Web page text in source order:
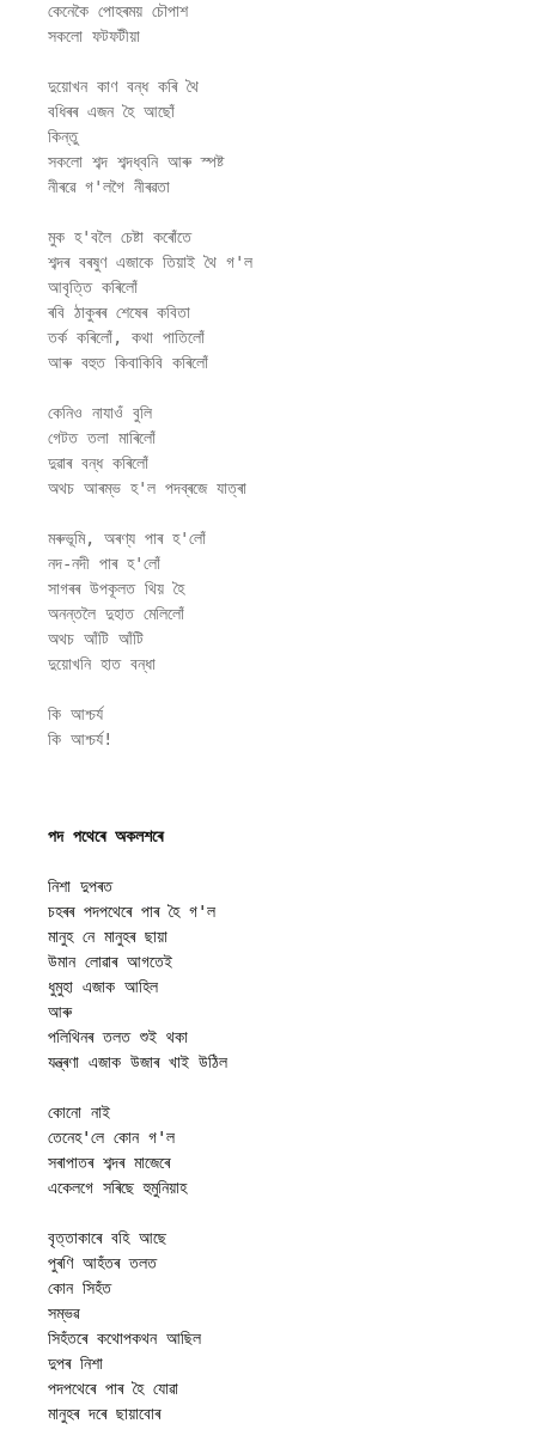
কেনেকৈ পোহৰময় চৌপাশ
সকলো ফটফটীয়া
দুয়োখন কাণ বন্ধ কৰি থৈ
বধিৰৰ এজন হৈ আছোঁ
কিন্তু
সকলো শব্দ শব্দধ্বনি আৰু স্পষ্ট
নীৰৱে গ'লগৈ নীৰৱতা
মুক হ'বলৈ চেষ্টা কৰোঁতে
শব্দৰ বৰষুণ এজাকে তিয়াই থৈ গ'ল
আবৃত্তি কৰিলোঁ
ৰবি ঠাকুৰৰ শেষেৰ কবিতা
তৰ্ক কৰিলোঁ, কথা পাতিলোঁ
আৰু বহুত কিবাকিবি কৰিলোঁ
কেনিও নাযাওঁ বুলি
গেটত তলা মাৰিলোঁ
দুৱাৰ বন্ধ কৰিলোঁ
অথচ আৰম্ভ হ'ল পদব্ৰজে যাত্ৰা
মৰুভূমি, অৰণ্য পাৰ হ'লোঁ
নদ-নদী পাৰ হ'লোঁ
সাগৰৰ উপকূলত থিয় হৈ
অনন্তলৈ দুহাত মেলিলোঁ
অথচ আঁটি আঁটি
দুয়োখনি হাত বন্ধা
কি আশ্চৰ্য
পদ পথেৰে অকলশৰে
নিশা দুপৰত
চহৰৰ পদপথেৰে পাৰ হৈ গ'ল
মানুহ নে মানুহৰ ছায়া
উমান লোৱাৰ আগতেই
ধুমুহা এজাক আহিল
আৰু
পলিথিনৰ তলত শুই থকা
যন্ত্ৰণা এজাক উজাৰ খাই উঠিল
কোনো নাই
তেনেহ'লে কোন গ'ল
সৰাপাতৰ শব্দৰ মাজেৰে
একেলগে সৰিছে হুমুনিয়াহ
বৃত্তাকাৰে বহি আছে
পুৰণি আহঁতৰ তলত
কোন সিহঁত
সম্ভৱ
সিহঁতৰে কথোপকথন আছিল
দুপৰ নিশা
পদপথেৰে পাৰ হৈ যোৱা
মানুহৰ দৰে ছায়াবোৰ